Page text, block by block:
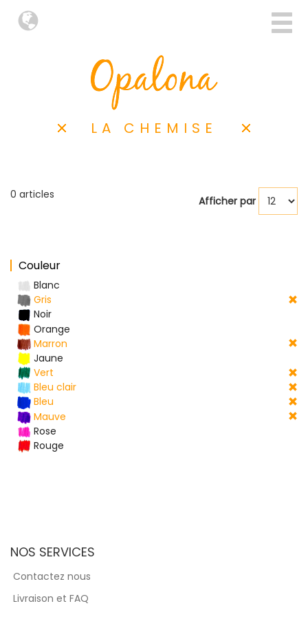
LA CHEMISE
0 articles Afficher par
Couleur
Blanc
Gris
Noir
Orange
Marron
Jaune
Vert
Bleu clair
Bleu
Mauve
Rose
Rouge
NOS SERVICES
Contactez nous
Livraison et FAQ